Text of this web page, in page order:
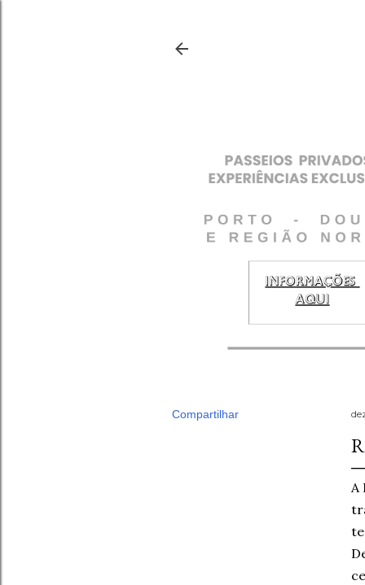
Compartilhar
A